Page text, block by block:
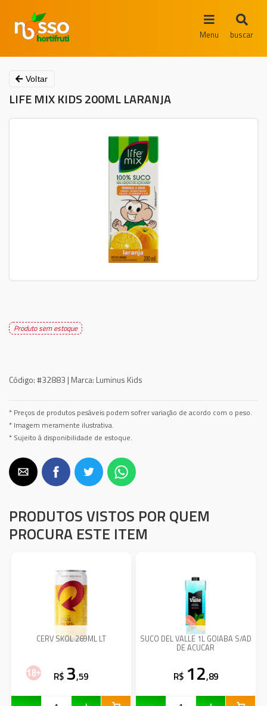
Menu buscar
Voltar
LIFE MIX KIDS 200ML LARANJA
Produto sem estoque
Código:#32883 | Marca: Luminus Kids
* Preços de produtos pesáveis podem sofrer variação de acordo com o peso.
* Imagem meramente ilustrativa.
* Sujeito à disponibilidade de estoque.
PRODUTOS VISTOS POR QUEM
PROCURA ESTE ITEM
CERV SKOL 269ML LT
R$ 3,59
SUCO DEL VALLE 1L GOIABA S/AD
DE ACUCAR
R$ 12,89